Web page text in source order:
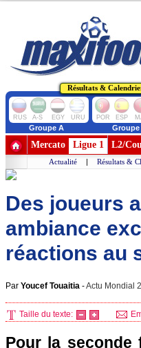
Résultats &
RUS A-S EGY URU POR ESP
Groupe A Groupe
Mercato Ligue 1 L2/
Actualité | Résultats &
Des joueurs
ambiance
réactions au
Par Youcef Touaitia -Actu Mondial
Taille du texte:
Pour la seconde